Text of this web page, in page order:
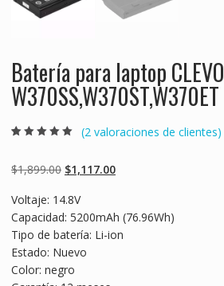
Batería para laptop CLEVO
W370SS,W370ST,W370ET
basado en
puntuaciones
(2 valoraciones de clientes)
$1,899.00 Original
was:
$1,899.00.
$1,117.00Current
$1,117.00.
Voltaje: 14.8V
Capacidad: 5200mAh (76.96Wh)
Tipo de batería: Li-ion
Estado: Nuevo
Color: negro